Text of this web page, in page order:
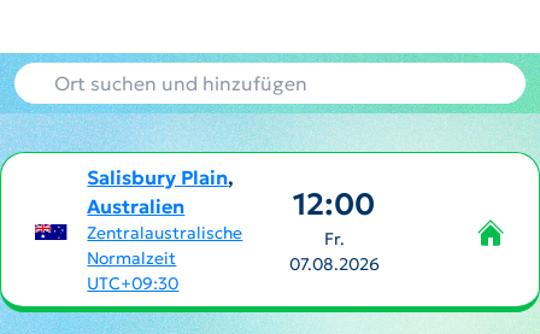
Salisbury Plain,
Australien
Zentralaustralische
Normalzeit
UTC+09:30
12:00
Fr.
07.08.2026